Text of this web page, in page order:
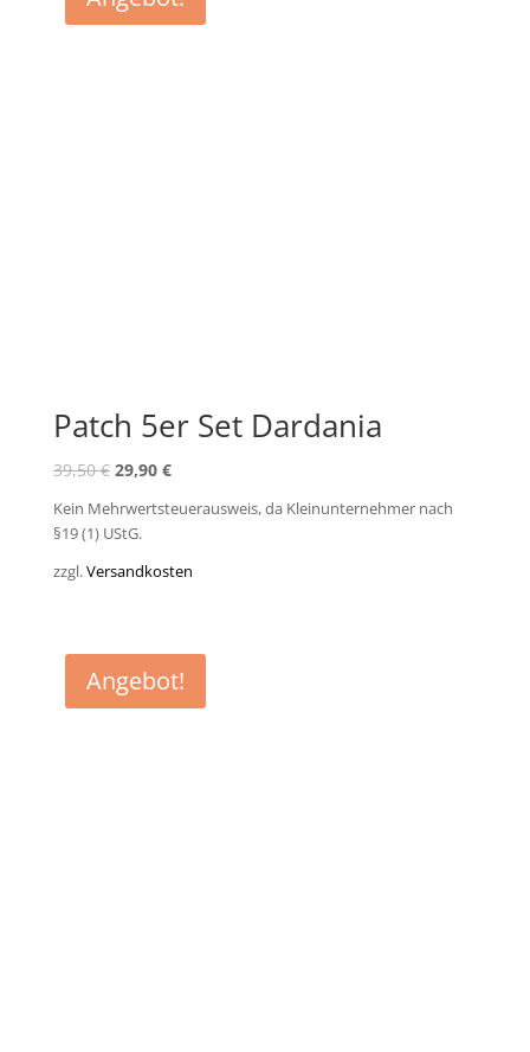
Patch 5er Set Dardania
39,50€ Ursprünglicher
29,90 €Aktueller
Kein Mehrwertsteuerausweis, da Kleinunternehmer nach
§19 (1) UStG.
zzgl.Versandkosten
Angebot!